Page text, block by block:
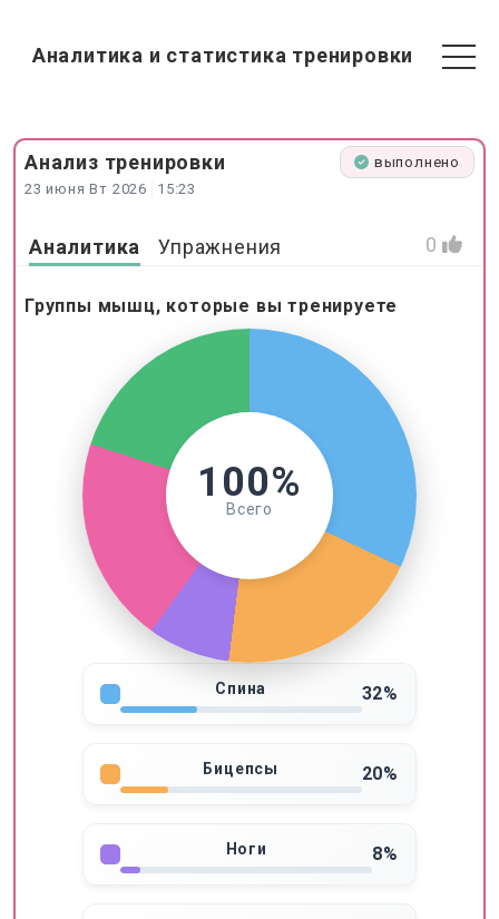
Аналитика и статистика тренировки
Анализ тренировки
23 июня Вт 2026 15:23
выполнено
Аналитика Упражнения 0
Группы мышц, которые вы тренируете
100%
Всего
Спина 32%
Бицепсы 20%
Ноги 8%